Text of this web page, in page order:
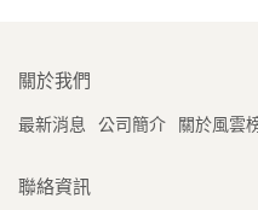
關於我們
最新消息 公司簡介 關於風雲
聯絡資訊